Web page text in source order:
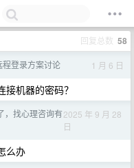
回复总数 58
登录方案讨论 1 月 6 日
机器的密码？
，找心理咨询有2025 年 9 月 28
日
么办